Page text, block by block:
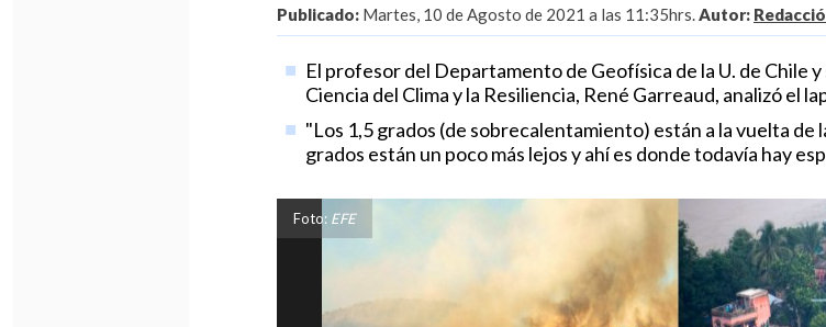
Publicado: Martes, 10 de Agosto de 2021 a las 11:35hrs.Autor:
El profesor del Departamento de Geofísica de la U. de Chile
Ciencia del Clima y la Resiliencia, René Garreaud, analizó el
"Los 1,5 grados (de sobrecalentamiento) están a la vuelta de
grados están un poco más lejos y ahí es donde todavía hay
Foto: EFE